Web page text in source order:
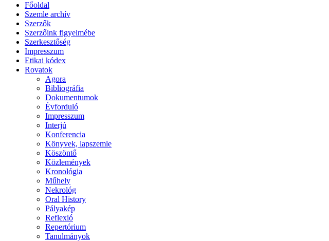
Főoldal
Szemle archív
Szerzők
Szerzőink figyelmébe
Szerkesztőség
Impresszum
Etikai kódex
Rovatok
Agora
Bibliográfia
Dokumentumok
Évforduló
Impresszum
Interjú
Konferencia
Könyvek, lapszemle
Köszöntő
Közlemények
Kronológia
Műhely
Nekrológ
Oral History
Pályakép
Reflexió
Repertórium
Tanulmányok